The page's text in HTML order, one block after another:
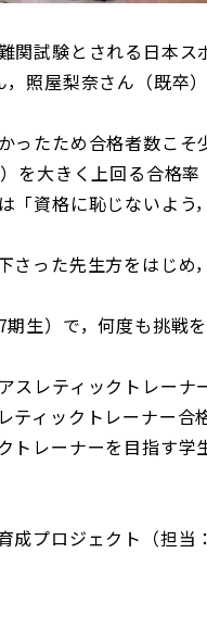
関試験とされる日本ス
照屋梨奈さん（既卒
ったため合格者数こそ
を大きく上回る合格率
「資格に恥じないよ
さった先生方をはじ
生）で，何度も挑戦
スレティックトレー
ティックトレーナー合
トレーナーを目指す学
成プロジェクト（担当